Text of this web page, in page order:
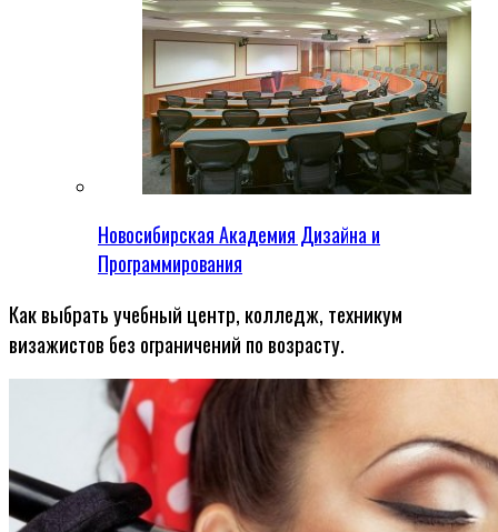
Новосибирская Академия Дизайна и
Программирования
Как выбрать учебный центр, колледж, техникум
визажистов без ограничений по возрасту.